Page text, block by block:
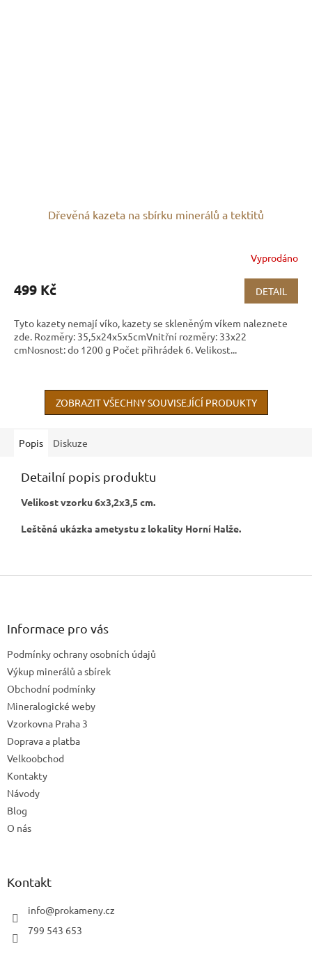
Dřevěná kazeta na sbírku minerálů a tektitů
Vyprodáno
499 Kč DETAIL
Tyto kazety nemají víko, kazety se skleněným víkem naleznete
zde. Rozměry: 35,5x24x5x5cmVnitřní rozměry: 33x22
cmNosnost: do 1200 g Počet přihrádek 6. Velikost...
ZOBRAZIT VŠECHNY SOUVISEJÍCÍ PRODUKTY
Popis Diskuze
Detailní popis produktu
Velikost vzorku 6x3,2x3,5 cm.
Leštěná ukázka ametystu z lokality Horní Halže.
Z
Informace pro vás
Podmínky ochrany osobních údajů
Výkup minerálů a sbírek
Obchodní podmínky
Mineralogické weby
Vzorkovna Praha 3
Doprava a platba
Velkoobchod
Kontakty
Návody
Blog
O nás
Kontakt
info@prokameny.cz
799 543 653